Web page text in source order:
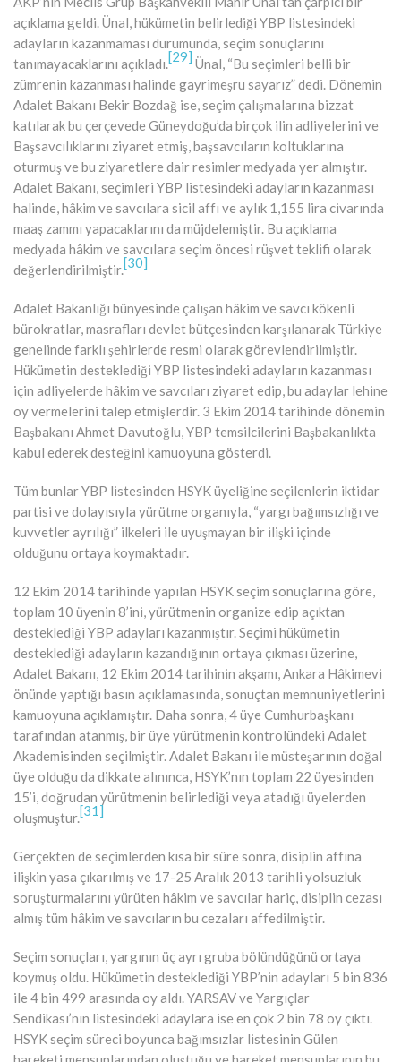
açıklama geldi. Ünal, hükümetin belirlediği YBP listesindeki
adayların kazanmaması durumunda, seçim sonuçlarını
tanımayacaklarını açıkladı.[29] Ünal, “Bu seçimleri belli bir
zümrenin kazanması halinde gayrimeşru sayarız” dedi. Dönemin
Adalet Bakanı Bekir Bozdağ ise, seçim çalışmalarına bizzat
katılarak bu çerçevede Güneydoğu’da birçok ilin adliyelerini ve
Başsavcılıklarını ziyaret etmiş, başsavcıların koltuklarına
oturmuş ve bu ziyaretlere dair resimler medyada yer almıştır.
Adalet Bakanı, seçimleri YBP listesindeki adayların kazanması
halinde, hâkim ve savcılara sicil affı ve aylık 1,155 lira civarında
maaş zammı yapacaklarını da müjdelemiştir. Bu açıklama
medyada hâkim ve savcılara seçim öncesi rüşvet teklifi olarak
değerlendirilmiştir.[30]
Adalet Bakanlığı bünyesinde çalışan hâkim ve savcı kökenli
bürokratlar, masrafları devlet bütçesinden karşılanarak Türkiye
genelinde farklı şehirlerde resmi olarak görevlendirilmiştir.
Hükümetin desteklediği YBP listesindeki adayların kazanması
için adliyelerde hâkim ve savcıları ziyaret edip, bu adaylar lehine
oy vermelerini talep etmişlerdir. 3 Ekim 2014 tarihinde dönemin
Başbakanı Ahmet Davutoğlu, YBP temsilcilerini Başbakanlıkta
kabul ederek desteğini kamuoyuna gösterdi.
Tüm bunlar YBP listesinden HSYK üyeliğine seçilenlerin iktidar
partisi ve dolayısıyla yürütme organıyla, “yargı bağımsızlığı ve
kuvvetler ayrılığı” ilkeleri ile uyuşmayan bir ilişki içinde
olduğunu ortaya koymaktadır.
12 Ekim 2014 tarihinde yapılan HSYK seçim sonuçlarına göre,
toplam 10 üyenin 8’ini, yürütmenin organize edip açıktan
desteklediği YBP adayları kazanmıştır. Seçimi hükümetin
desteklediği adayların kazandığının ortaya çıkması üzerine,
Adalet Bakanı, 12 Ekim 2014 tarihinin akşamı, Ankara Hâkimevi
önünde yaptığı basın açıklamasında, sonuçtan memnuniyetlerini
kamuoyuna açıklamıştır. Daha sonra, 4 üye Cumhurbaşkanı
tarafından atanmış, bir üye yürütmenin kontrolündeki Adalet
Akademisinden seçilmiştir. Adalet Bakanı ile müsteşarının doğal
üye olduğu da dikkate alınınca, HSYK’nın toplam 22 üyesinden
15’i, doğrudan yürütmenin belirlediği veya atadığı üyelerden
oluşmuştur.[31]
Gerçekten de seçimlerden kısa bir süre sonra, disiplin affına
ilişkin yasa çıkarılmış ve 17-25 Aralık 2013 tarihli yolsuzluk
soruşturmalarını yürüten hâkim ve savcılar hariç, disiplin cezası
almış tüm hâkim ve savcıların bu cezaları affedilmiştir.
Seçim sonuçları, yargının üç ayrı gruba bölündüğünü ortaya
koymuş oldu. Hükümetin desteklediği YBP’nin adayları 5 bin 836
ile 4 bin 499 arasında oy aldı. YARSAV ve Yargıçlar
Sendikası’nın listesindeki adaylara ise en çok 2 bin 78 oy çıktı.
HSYK seçim süreci boyunca bağımsızlar listesinin Gülen